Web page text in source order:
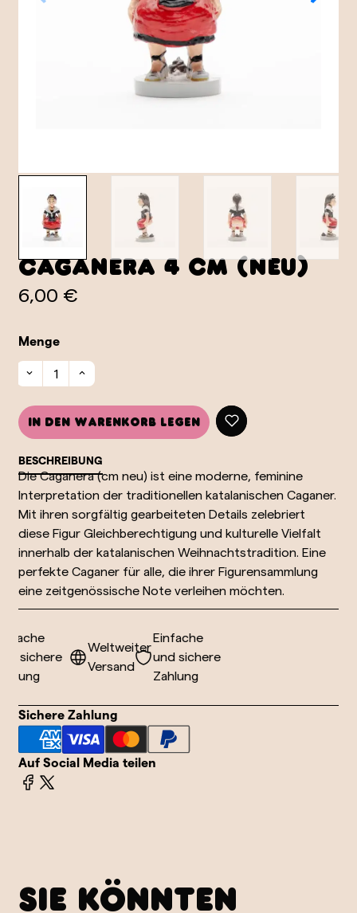
Caganera 4 cm (Neu)
6,00 €
Menge
In den Warenkorb legen
BESCHREIBUNG
Die Caganera (cm neu) ist eine moderne, feminine
Interpretation der traditionellen katalanischen Caganer.
Mit ihren sorgfältig gearbeiteten Details zelebriert
diese Figur Gleichberechtigung und kulturelle Vielfalt
innerhalb der katalanischen Weihnachtstradition. Eine
perfekte Caganer für alle, die ihrer Figurensammlung
eine zeitgenössische Note verleihen möchten.
sichere
Weltweiter
Versand
Einfache
und sichere
Zahlung
Sichere Zahlung
Auf Social Media teilen
SIE KÖNNTEN